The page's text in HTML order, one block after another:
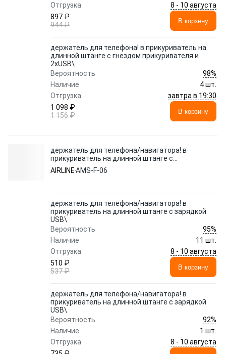
Отгрузка
8 - 10 августа
897 ₽
944 ₽
В корзину
держатель для телефона! в прикуриватель на
длинной штанге с гнездом прикуривателя и
2xUSB\
Вероятность
98%
Наличие
4 шт.
Отгрузка
завтра в 19:30
1 098 ₽
1 156 ₽
В корзину
держатель для телефона/навигатора! в
прикуриватель на длинной штанге с
зарядкой USB\
AIRLINEAMS-F-06
держатель для телефона/навигатора! в
прикуриватель на длинной штанге с зарядкой
USB\
Вероятность
95%
Наличие
11 шт.
Отгрузка
8 - 10 августа
510 ₽
537 ₽
В корзину
держатель для телефона/навигатора! в
прикуриватель на длинной штанге с зарядкой
USB\
Вероятность
92%
Наличие
1 шт.
Отгрузка
8 - 10 августа